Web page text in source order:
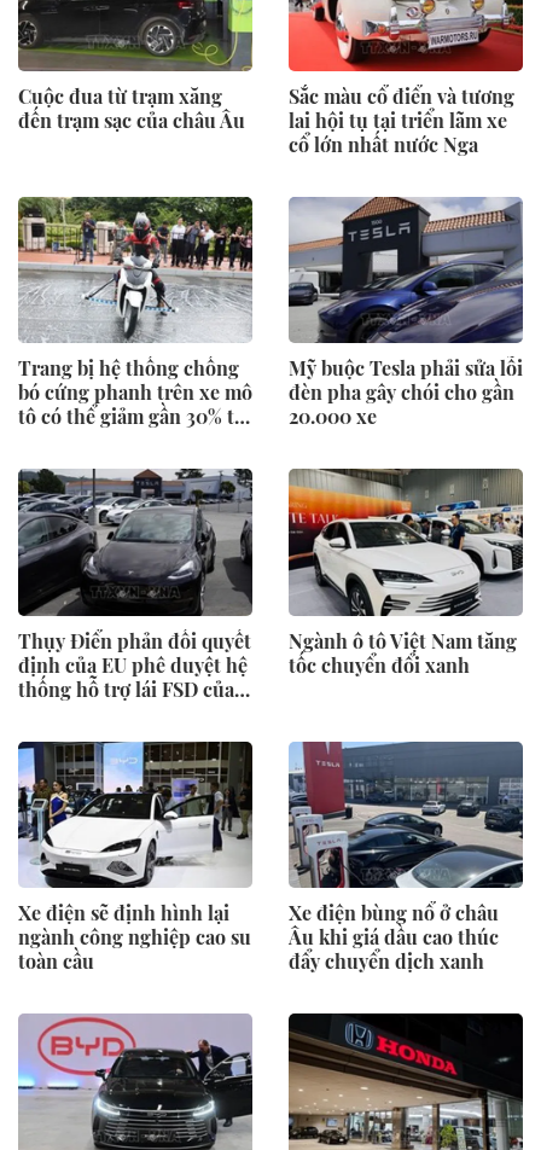
Cuộc đua từ trạm xăng
đến trạm sạc của châu Âu
Sắc màu cổ điển và tương
lai hội tụ tại triển lãm xe
cổ lớn nhất nước Nga
Trang bị hệ thống chống
bó cứng phanh trên xe mô
tô có thể giảm gần 30% tai
Mỹ buộc Tesla phải sửa lỗi
đèn pha gây chói cho gần
20.000 xe
Thụy Điển phản đối quyết
định của EU phê duyệt hệ
thống hỗ trợ lái FSD của
Ngành ô tô Việt Nam tăng
tốc chuyển đổi xanh
Xe điện sẽ định hình lại
ngành công nghiệp cao su
toàn cầu
Xe điện bùng nổ ở châu
Âu khi giá dầu cao thúc
đẩy chuyển dịch xanh